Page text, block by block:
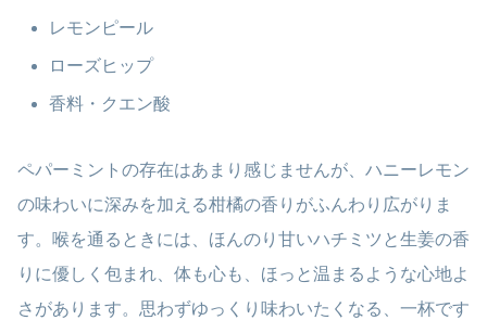
レモンピール
ローズヒップ
香料・クエン酸
ペパーミントの存在はあまり感じませんが、ハニーレモン
の味わいに深みを加える柑橘の香りがふんわり広がりま
す。喉を通るときには、ほんのり甘いハチミツと生姜の香
りに優しく包まれ、体も心も、ほっと温まるような心地よ
さがあります。思わずゆっくり味わいたくなる、一杯です